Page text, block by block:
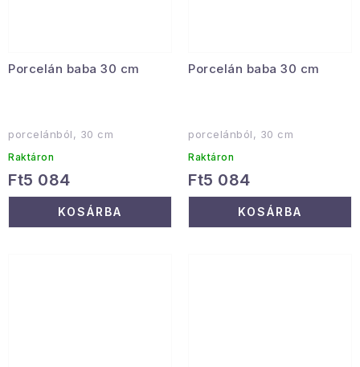
Porcelán baba 30 cm
porcelánból, 30 cm
Raktáron
Ft5 084
KOSÁRBA
Porcelán baba 30 cm
porcelánból, 30 cm
Raktáron
Ft5 084
KOSÁRBA